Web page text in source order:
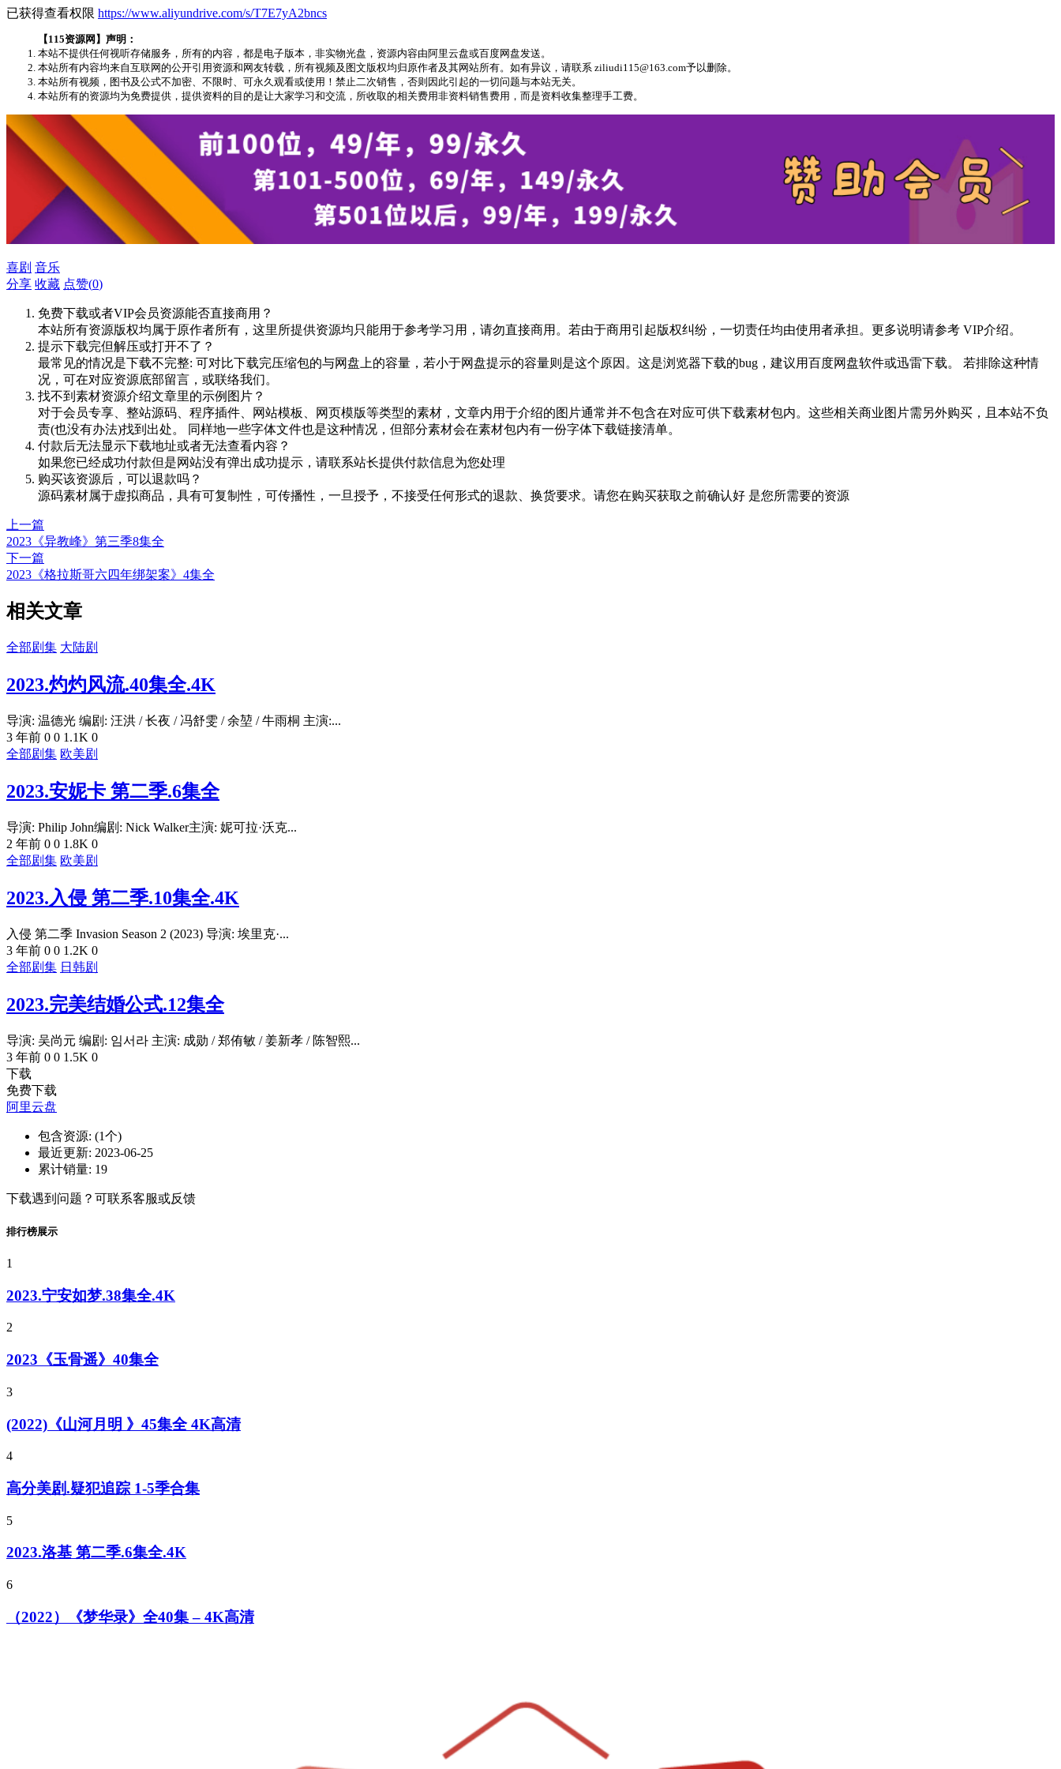
已获得查看权限 https://www.aliyundrive.com/s/T7E7yA2bncs
【115资源网】声明：
本站不提供任何视听存储服务，所有的内容，都是电子版本，非实物光盘，资源内容由阿里云盘或百度网盘发送。
本站所有内容均来自互联网的公开引用资源和网友转载，所有视频及图文版权均归原作者及其网站所有。如有异议，请联系 ziliudi115@163.com予以删除。
本站所有视频，图书及公式不加密、不限时、可永久观看或使用！禁止二次销售，否则因此引起的一切问题与本站无关。
本站所有的资源均为免费提供，提供资料的目的是让大家学习和交流，所收取的相关费用非资料销售费用，而是资料收集整理手工费。
喜剧 音乐
分享 收藏 点赞(0)
免费下载或者VIP会员资源能否直接商用？
本站所有资源版权均属于原作者所有，这里所提供资源均只能用于参考学习用，请勿直接商用。若由于商用引起版权纠纷，一切责任均由使用者承担。更多说明请参考 VIP介绍。
提示下载完但解压或打开不了？
最常见的情况是下载不完整: 可对比下载完压缩包的与网盘上的容量，若小于网盘提示的容量则是这个原因。这是浏览器下载的bug，建议用百度网盘软件或迅雷下载。 若排除这种情
况，可在对应资源底部留言，或联络我们。
找不到素材资源介绍文章里的示例图片？
对于会员专享、整站源码、程序插件、网站模板、网页模版等类型的素材，文章内用于介绍的图片通常并不包含在对应可供下载素材包内。这些相关商业图片需另外购买，且本站不负
责(也没有办法)找到出处。 同样地一些字体文件也是这种情况，但部分素材会在素材包内有一份字体下载链接清单。
付款后无法显示下载地址或者无法查看内容？
如果您已经成功付款但是网站没有弹出成功提示，请联系站长提供付款信息为您处理
购买该资源后，可以退款吗？
源码素材属于虚拟商品，具有可复制性，可传播性，一旦授予，不接受任何形式的退款、换货要求。请您在购买获取之前确认好 是您所需要的资源
上一篇
2023《异教峰》第三季8集全
下一篇
2023《格拉斯哥六四年绑架案》4集全
相关文章
全部剧集 大陆剧
2023.灼灼风流.40集全.4K
导演: 温德光 编剧: 汪洪 / 长夜 / 冯舒雯 / 余堃 / 牛雨桐 主演:...
3 年前 0 0 1.1K 0
全部剧集 欧美剧
2023.安妮卡 第二季.6集全
导演: Philip John编剧: Nick Walker主演: 妮可拉·沃克...
2 年前 0 0 1.8K 0
全部剧集 欧美剧
2023.入侵 第二季.10集全.4K
入侵 第二季 Invasion Season 2 (2023) 导演: 埃里克·...
3 年前 0 0 1.2K 0
全部剧集 日韩剧
2023.完美结婚公式.12集全
导演: 吴尚元 编剧: 임서라 主演: 成勋 / 郑侑敏 / 姜新孝 / 陈智熙...
3 年前 0 0 1.5K 0
下载
免费下载
阿里云盘
包含资源: (1个)
最近更新: 2023-06-25
累计销量: 19
下载遇到问题？可联系客服或反馈
排行榜展示
1
2023.宁安如梦.38集全.4K
2
2023《玉骨遥》40集全
3
(2022)《山河月明 》45集全 4K高清
4
高分美剧.疑犯追踪 1-5季合集
5
2023.洛基 第二季.6集全.4K
6
（2022）《梦华录》全40集 – 4K高清